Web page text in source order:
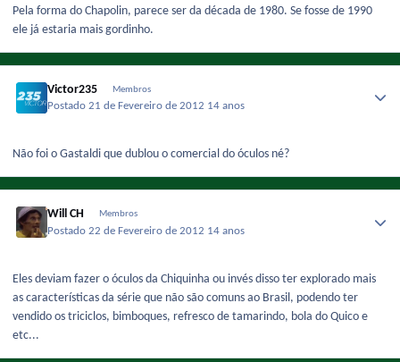
Pela forma do Chapolin, parece ser da década de 1980. Se fosse de 1990
ele já estaria mais gordinho.
Victor235 Membros
Postado21 de Fevereiro de 2012 14 anos
Não foi o Gastaldi que dublou o comercial do óculos né?
Will CH Membros
Postado22 de Fevereiro de 2012 14 anos
Eles deviam fazer o óculos da Chiquinha ou invés disso ter explorado mais
as características da série que não são comuns ao Brasil, podendo ter
vendido os triciclos, bimboques, refresco de tamarindo, bola do Quico e
etc...